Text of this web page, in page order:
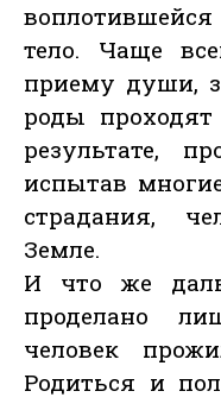
тело. Чаще
приему души,
роды
результате,
испытав
страдания,
Земле.
И что же
проделано
человек
Родиться и